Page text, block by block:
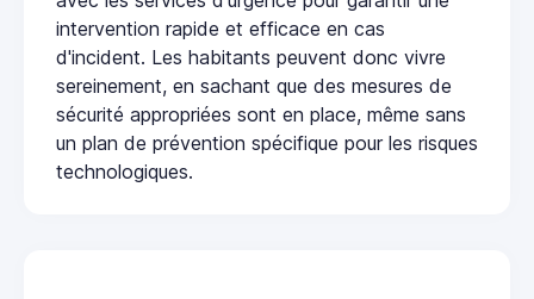
intervention rapide et efficace en cas
d'incident. Les habitants peuvent donc vivre
sereinement, en sachant que des mesures de
sécurité appropriées sont en place, même sans
un plan de prévention spécifique pour les risques
technologiques.